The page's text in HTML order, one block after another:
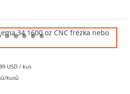
USD / kus
kusů